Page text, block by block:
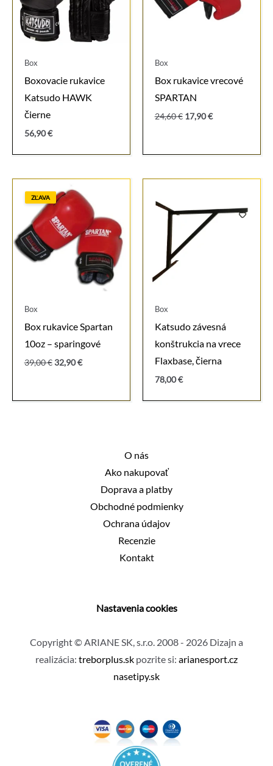
Box
Boxovacie rukavice
Katsudo HAWK
čierne
56,90€
Box
Box rukavice vrecové
SPARTAN
24,60€ Pôvodná
17,90€Aktuálna
ZĽAVA
Box
Box rukavice Spartan
10oz – sparingové
39,00€ Pôvodná
32,90€Aktuálna
Box
Katsudo závesná
konštrukcia na vrece
Flaxbase, čierna
78,00€
O nás
Ako nakupovať
Doprava a platby
Obchodné podmienky
Ochrana údajov
Recenzie
Kontakt
Nastavenia cookies
Copyright © ARIANE SK, s.r.o. 2008 - 2026 Dizajn a
realizácia: treborplus.sk pozrite si: arianesport.cz
nasetipy.sk